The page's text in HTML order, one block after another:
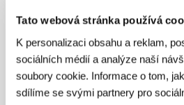
Tato webová stránka používá
K personalizaci obsahu a reklam,
sociálních médií a analýze naší
soubory cookie. Informace o tom,
sdílíme se svými partnery pro
Opravdoví muži jedí maso
(Real Men Eat Meat)
Režie: Maria von Heland /
Pět minut